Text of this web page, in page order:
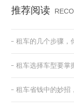
推荐阅读
租车的几个步骤，
租车选择车型要掌
租车省钱中的妙招